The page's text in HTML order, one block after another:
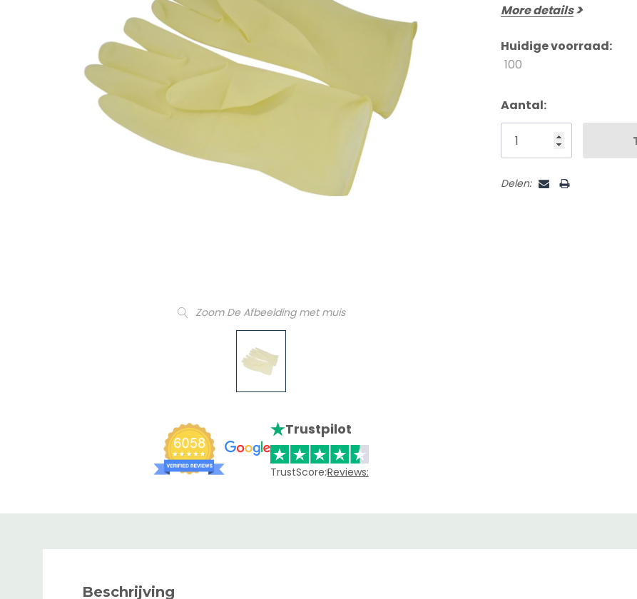
Verzending En Retourneren
Zoom De Afbeelding met muis
Trustpilot
TrustScore:Reviews:
More details
Huidige voorraad:
100
Aantal:
Delen:
Beschrijving